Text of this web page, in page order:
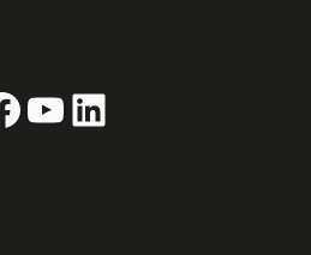
YouTube
LinkedIn